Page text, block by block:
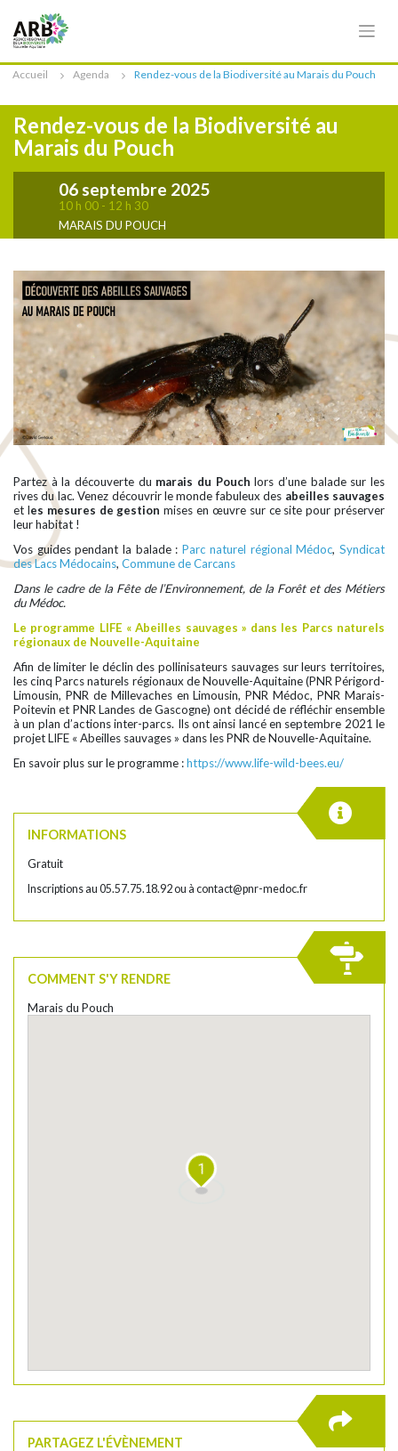
Accueil Agenda Rendez-vous de la Biodiversité au Marais du Pouch
Rendez-vous de la Biodiversité au
Marais du Pouch
06 septembre 2025
10 h 00 - 12 h 30
MARAIS DU POUCH
Partez à la découverte du marais du Pouch lors d’une balade sur les
rives du lac. Venez découvrir le monde fabuleux des abeilles sauvages
et les mesures de gestion mises en œuvre sur ce site pour préserver
leur habitat !
Vos guides pendant la balade :Parc naturel régional Médoc,Syndicat
des Lacs Médocains, Commune de Carcans
Dans le cadre de la Fête de l’Environnement, de la Forêt et des Métiers
du Médoc.
Le programme LIFE « Abeilles sauvages » dans les Parcs naturels
régionaux de Nouvelle-Aquitaine
Afin de limiter le déclin des pollinisateurs sauvages sur leurs territoires,
les cinq Parcs naturels régionaux de Nouvelle-Aquitaine (PNR Périgord-
Limousin, PNR de Millevaches en Limousin, PNR Médoc, PNR Marais-
Poitevin et PNR Landes de Gascogne) ont décidé de réfléchir ensemble
à un plan d’actions inter-parcs. Ils ont ainsi lancé en septembre 2021 le
projet LIFE « Abeilles sauvages » dans les PNR de Nouvelle-Aquitaine.
En savoir plus sur le programme :https://www.life-wild-bees.eu/
INFORMATIONS
Gratuit
Inscriptions au 05.57.75.18.92 ou à contact@pnr-medoc.fr
COMMENT S'Y RENDRE
Marais du Pouch
1
PARTAGEZ L'ÉVÈNEMENT